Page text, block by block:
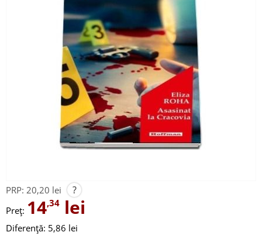
PRP: 20,20 lei ?
Preț: 14,34 lei
Diferență: 5,86 lei